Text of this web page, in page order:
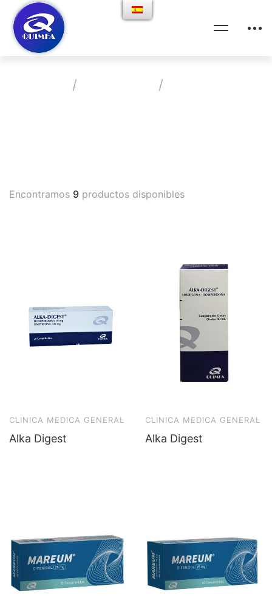
Encontramos 9 productos disponibles
CLINICA MEDICA GENERAL
Alka Digest
CLINICA MEDICA GENERAL
Alka Digest